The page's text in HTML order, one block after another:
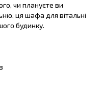
чи плануєте ви
ця шафа для вітальні
будинку.